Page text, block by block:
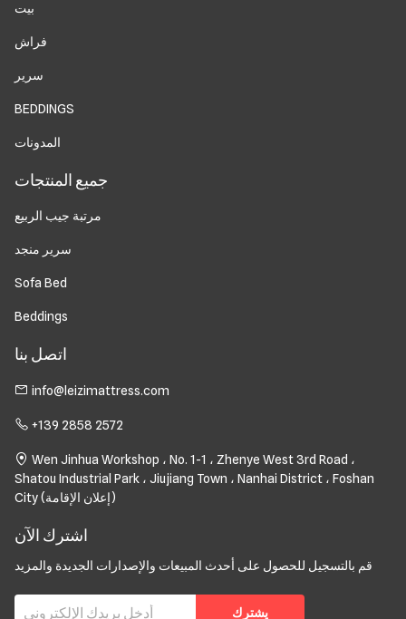
بيت
فراش
سرير
BEDDINGS
المدونات
جميع المنتجات
مرتبة جيب الربيع
سرير منجد
Sofa Bed
Beddings
اتصل بنا
info@leizimattress.com
+139 2858 2572
Wen Jinhua Workshop ، No. 1-1 ، Zhenye West 3rd Road ،
Shatou Industrial Park ، Jiujiang Town ، Nanhai District ، Foshan
City (إعلان الإقامة)
اشترك الآن
قم بالتسجيل للحصول على أحدث المبيعات والإصدارات الجديدة والمزيد
يشترك